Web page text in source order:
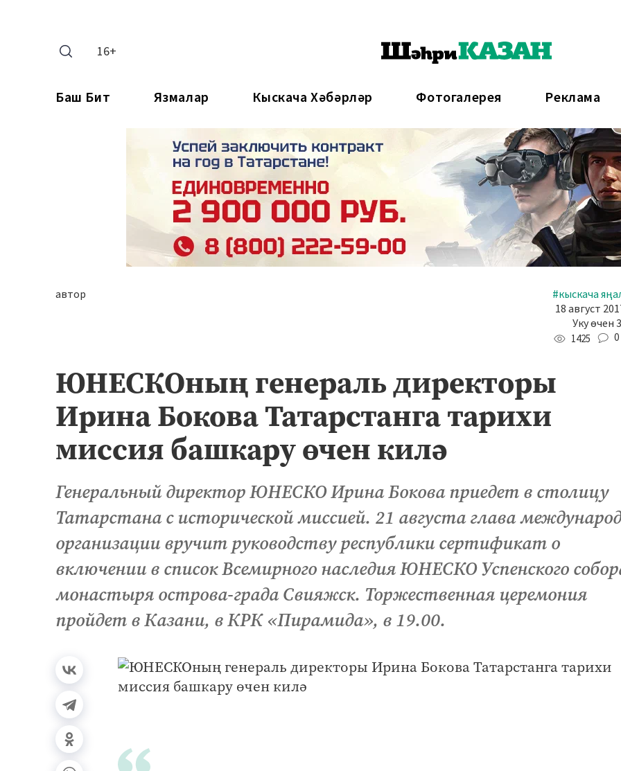
16+
Баш Бит Язмалар Кыскача Хәбәрләр Фотогалерея Реклама
автор
#кыскача
18 август
Уку өчен
1425 0
ЮНЕСКОның генераль директоры
Ирина Бокова Татарстанга тарихи
миссия башкару өчен килә
Генеральный директор ЮНЕСКО Ирина Бокова приедет в столицу
Татарстана с исторической миссией. 21 августа глава
организации вручит руководству республики сертификат о
включении в список Всемирного наследия ЮНЕСКО Успенского
монастыря острова-града Свияжск. Торжественная церемония
пройдет в Казани, в КРК «Пирамида», в 19.00.